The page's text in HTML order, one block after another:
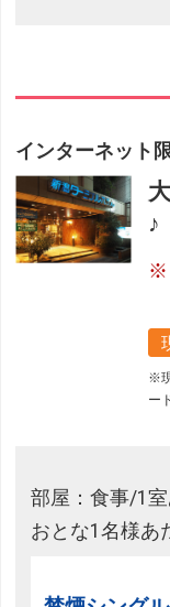
インターネット
♪
※
ー
部屋：食事/1
おとな1名様あ
フリーセレクショ